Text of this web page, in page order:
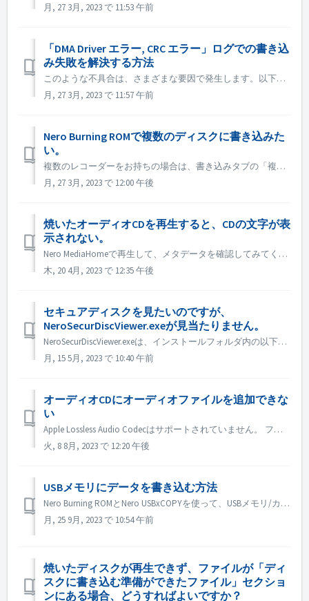
月, 27 3月, 2023 で 11:53 午前
「DMA Driver エラー, CRC エラー」ログでの書き込
み失敗を解決する方法
このような不具合は、さまざまな要因で発生します。以下の方法をお試しください： 1. バーナーのデータケーブルを交換する； 2. 外付けの光ディスクドライブレコーダーを使用している場合は、別のUSBポートに変更して、もう一度試してみてください。USBポートによっては、十分なAC電源が供給されない場合があります...
月, 27 3月, 2023 で 11:57 午前
Nero Burning ROMで複数のディスクに書き込みた
い。
複数のレコーダーをお持ちの場合は、書き込みタブの「複数のレコーダーを使用する」オプションにチェックを入れてから書き込みます。 複数のレコーダーを持っていない場合は、1枚のディスクを焼いてから複数のコピーを作成することができます。コピー編集では、「書き込みタブ」の「コピー数」を設定することができます。
月, 27 3月, 2023 で 12:00 午後
焼いたオーディオCDを再生すると、CDの文字が表
示されない。
Nero MediaHomeで再生して、メタデータを確認してみてください。 CDのテキスト読み込みに対応しているプレーヤーが必要です。 Media Playerと同様に、CDのテキストを読み込むためのプラグインが必要です。こちらの記事でご確認ください。 https://www.ghacks.net/2008/1...
木, 20 4月, 2023 で 12:35 午後
セキュアディスクを見たいのですが、
NeroSecurDiscViewer.exeが見当たりません。
NeroSecurDiscViewer.exeは、インストールフォルダ内の以下のような場所にあります： C:¥Programs (x86)¥Nero Nero 2023 ¥Nero Burning ROM ¥SecurDisc のようになります。 また、ディスクに「NeroSecurDiscViewer.ex...
月, 15 5月, 2023 で 10:40 午前
オーディオCDにオーディオファイルを追加できな
い
Apple Lossless Audio Codecはサポートされていません。 ファイルのオーディオコーデックを確認してください。または、弊社までお送りください。
火, 8 8月, 2023 で 12:20 午後
USBメモリにデータを書き込む方法
Nero Burning ROMとNero USBxCOPYを使って、USBメモリ/カードにデータを書き込むことができます。 Nero Burning ROMのUSBメモリ/カードの項目には「Raspberry Pi OS」と「ISO to USB」があります。 Raspberry Pi OSやWindowsシ...
月, 25 9月, 2023 で 10:54 午前
焼いたディスクが再生できず、ファイルが「ディ
スクに書き込む準備ができたファイル」セクショ
ンにある場合、どうすればよいですか？